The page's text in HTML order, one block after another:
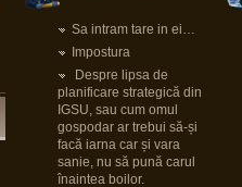
Sa intram tare in ei…
Impostura
Despre lipsa de
planificare strategică din
IGSU, sau cum omul
gospodar ar trebui să-și
facă iarna car și vara
sanie, nu să pună carul
înaintea boilor.